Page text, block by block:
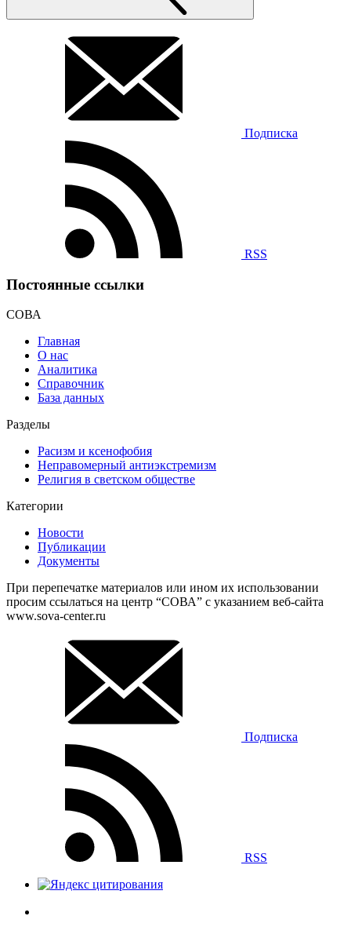
Подписка
RSS
Постоянные ссылки
СОВА
Главная
О нас
Аналитика
Справочник
База данных
Разделы
Расизм и ксенофобия
Неправомерный антиэкстремизм
Религия в светском обществе
Категории
Новости
Публикации
Документы
При перепечатке материалов или ином их использовании
просим ссылаться на центр “СОВА” с указанием веб-сайта
www.sova-center.ru
Подписка
RSS